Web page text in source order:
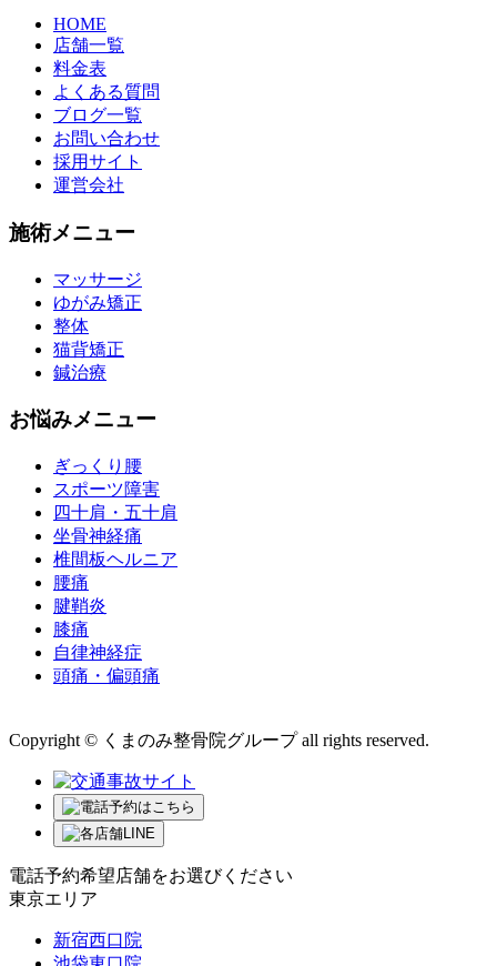
HOME
店舗一覧
料金表
よくある質問
ブログ一覧
お問い合わせ
採用サイト
運営会社
施術メニュー
マッサージ
ゆがみ矯正
整体
猫背矯正
鍼治療
お悩みメニュー
ぎっくり腰
スポーツ障害
四十肩・五十肩
坐骨神経痛
椎間板ヘルニア
腰痛
腱鞘炎
膝痛
自律神経症
頭痛・偏頭痛
Copyright © くまのみ整骨院グループ all rights reserved.
電話予約希望店舗をお選びください
東京エリア
新宿西口院